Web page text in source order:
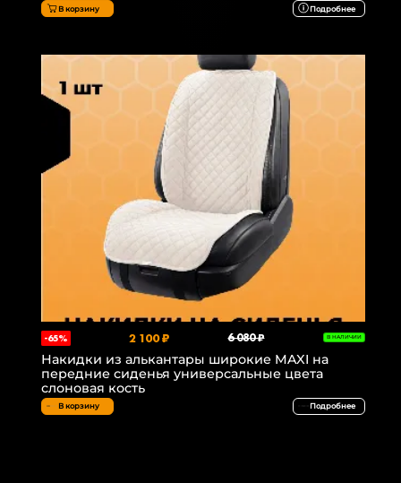
В корзину Подробнее
-65% 2 100 ₽ 6 080 ₽ В НАЛИЧИИ
Накидки из алькантары широкие MAXI на
передние сиденья универсальные цвета
слоновая кость
В корзину Подробнее